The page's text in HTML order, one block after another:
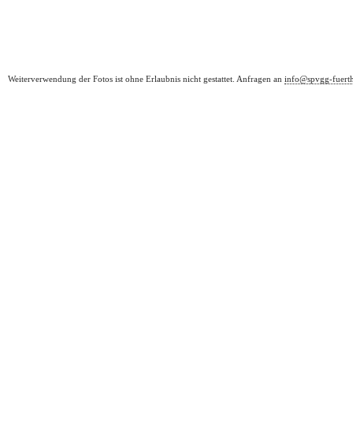
Weiterverwendung der Fotos ist ohne Erlaubnis nicht gestattet. Anfragen an info@spvgg-